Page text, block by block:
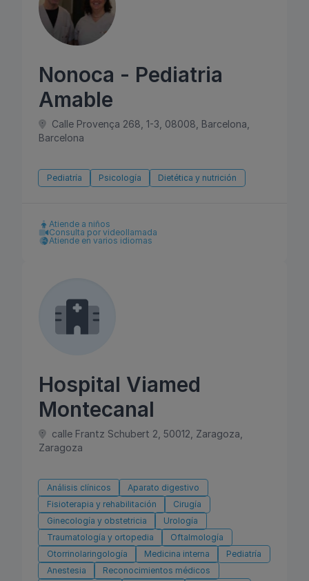
Nonoca - Pediatria
Amable
Calle Provença 268, 1-3, 08008, Barcelona,
Barcelona
Pediatría Psicología Dietética y nutrición
Atiende a niños
Consulta por videollamada
Atiende en varios idiomas
Hospital Viamed
Montecanal
calle Frantz Schubert 2, 50012, Zaragoza,
Zaragoza
Análisis clínicos
Aparato digestivo
Fisioterapia y rehabilitación
Cirugía
Ginecología y obstetricia
Urología
Traumatología y ortopedia
Oftalmología
Otorrinolaringología
Medicina interna
Pediatría
Anestesia
Reconocimientos médicos